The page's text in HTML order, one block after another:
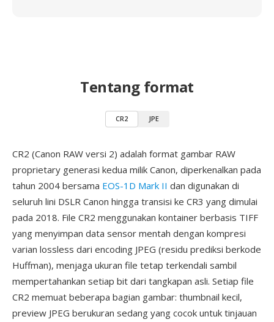
Tentang format
CR2 JPE
CR2 (Canon RAW versi 2) adalah format gambar RAW
proprietary generasi kedua milik Canon, diperkenalkan pada
tahun 2004 bersama EOS-1D Mark II dan digunakan di
seluruh lini DSLR Canon hingga transisi ke CR3 yang dimulai
pada 2018. File CR2 menggunakan kontainer berbasis TIFF
yang menyimpan data sensor mentah dengan kompresi
varian lossless dari encoding JPEG (residu prediksi berkode
Huffman), menjaga ukuran file tetap terkendali sambil
mempertahankan setiap bit dari tangkapan asli. Setiap file
CR2 memuat beberapa bagian gambar: thumbnail kecil,
preview JPEG berukuran sedang yang cocok untuk tinjauan